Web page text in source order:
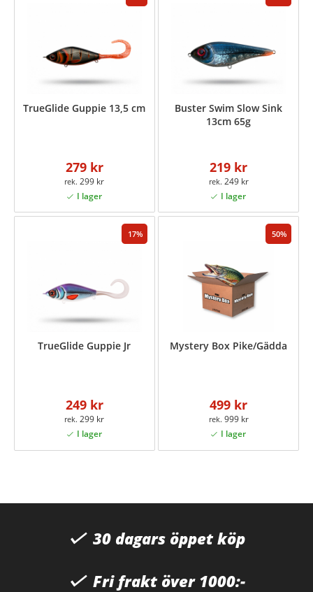
TrueGlide Guppie 13,5 cm
279 kr
299 kr
Buster Swim Slow Sink
13cm 65g
219 kr
249 kr
17
TrueGlide Guppie Jr
249 kr
299 kr
50
Mystery Box Pike/Gädda
499 kr
999 kr
30 dagars öppet köp
Fri frakt över 1000:-